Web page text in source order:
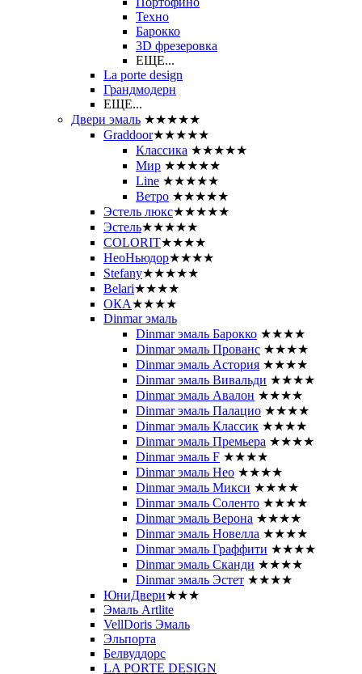
Техно
Барокко
3D фрезеровка
ЕЩЕ...
La porte design
Грандмодерн
ЕЩЕ...
Двери эмаль ★★★★★
Graddoor★★★★★
Классика ★★★★★
Мир ★★★★★
Line ★★★★★
Ветро ★★★★★
Эстель люкс★★★★★
Эстель★★★★★
COLORIT★★★★
НеоНьюдор★★★★
Stefany★★★★★
Belari★★★★
ОКА★★★★
Dinmar эмаль
Dinmar эмаль Барокко ★★★★
Dinmar эмаль Прованс ★★★★
Dinmar эмаль Астория ★★★★
Dinmar эмаль Вивальди ★★★★
Dinmar эмаль Авалон ★★★★
Dinmar эмаль Палацио ★★★★
Dinmar эмаль Классик ★★★★
Dinmar эмаль Премьера ★★★★
Dinmar эмаль F ★★★★
Dinmar эмаль Нео ★★★★
Dinmar эмаль Микси ★★★★
Dinmar эмаль Соленто ★★★★
Dinmar эмаль Верона ★★★★
Dinmar эмаль Новелла ★★★★
Dinmar эмаль Граффити ★★★★
Dinmar эмаль Сканди ★★★★
Dinmar эмаль Эстет ★★★★
ЮниДвери★★★
Эмаль Artlite
VellDoris Эмаль
Эльпорта
Белвуддорс
LA PORTE DESIGN